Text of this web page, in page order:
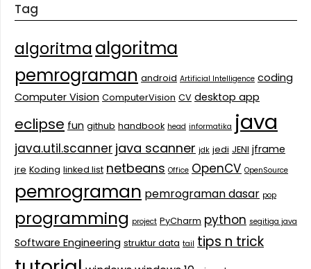
Tag
algoritma algoritma
pemrograman android Artificial Intelligence coding
Computer Vision ComputerVision CV desktop app
eclipse fun github handbook head informatika java
java.util.scanner java scanner jdk jedi JENI jframe
jre Koding linked list netbeans Office OpenCV OpenSource
pemrograman pemrograman dasar pop
programming project PyCharm python segitiga java
Software Engineering struktur data tail tips n trick